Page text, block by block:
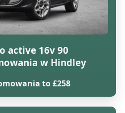
active 16v 90
w Hindley
to £258